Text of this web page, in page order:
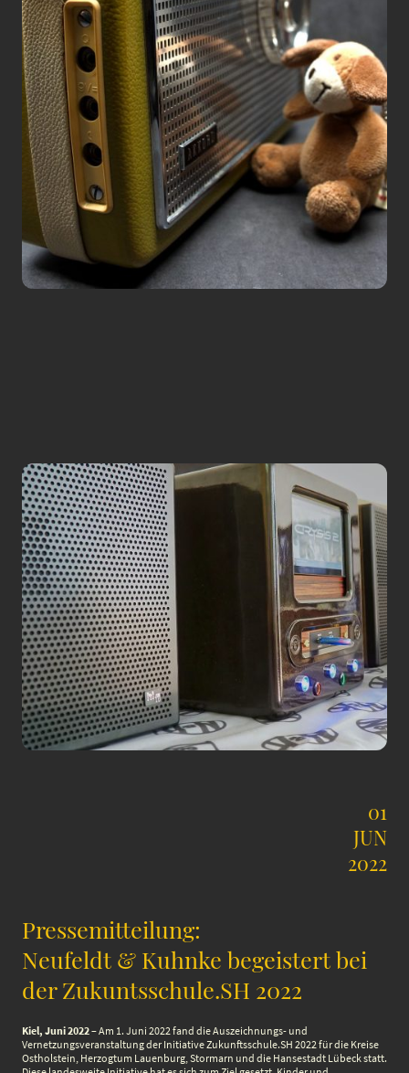
01
JUN
2022
Pressemitteilung:
Neufeldt & Kuhnke begeistert bei
der Zukuntsschule.SH 2022
Kiel, Juni 2022– Am 1. Juni 2022 fand die Auszeichnungs- und
Vernetzungsveranstaltung der Initiative Zukunftsschule.SH 2022 für die Kreise
Ostholstein, Herzogtum Lauenburg, Stormarn und die Hansestadt Lübeck statt.